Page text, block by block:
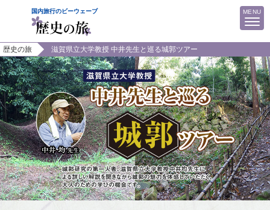
MENU
ビーウェーブTOP
マイページ（予約確認・決済）
歴史の旅TOP
おすすめツアー
小豆島・お遍路ツアー
歴史の旅 滋賀県立大学教授 中井先生と巡る城郭ツアー